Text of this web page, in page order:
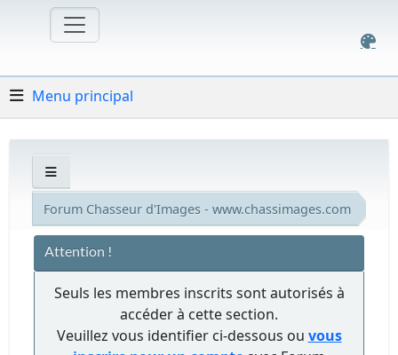
Menu principal
Forum Chasseur d'Images - www.chassimages.com
Attention !
Seuls les membres inscrits sont autorisés à
accéder à cette section.
Veuillez vous identifier ci-dessous ou vous